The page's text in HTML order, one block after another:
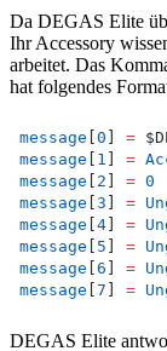
Da DEGAS Elite
Ihr Accessory
arbeitet. Das
hat folgendes
message 0 =
message
1 =
message
2 = 0
message 3 =
message 4 =
message
5 =
message 6 =
message 7 =
DEGAS Elite